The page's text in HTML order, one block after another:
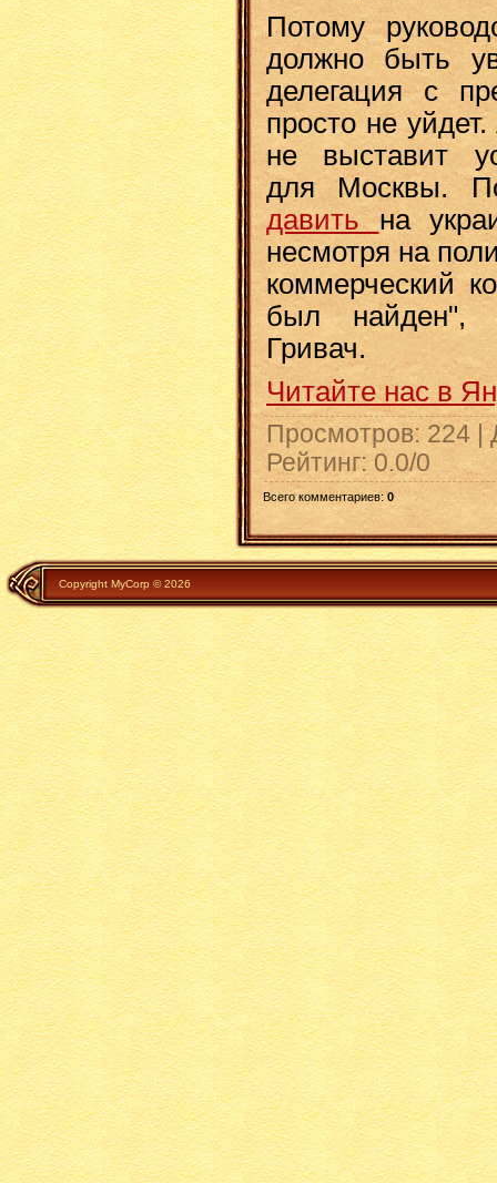
Потому
должно быть
делегация с
просто не
не выставит
для Москвы.
давитьна
несмотря на
коммерческий
был найден",
Гривач.
Читайте нас в
Просмотров: 224 |
Рейтинг: 0.0/0
Всего комментариев:0
Copyright MyCorp © 2026